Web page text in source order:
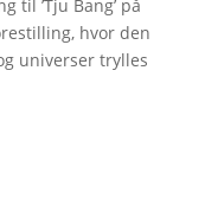
til ’Tju Bang’ på
hvor den
universer trylles